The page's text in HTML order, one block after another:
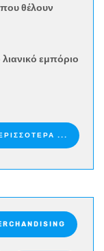
θέλουν
εμπόριο
...